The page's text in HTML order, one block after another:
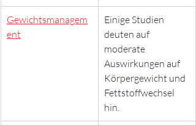
Gewichtsmanagem
ent
Einige Studien
deuten auf
moderate
Auswirkungen auf
Körpergewicht und
Fettstoffwechsel
hin.